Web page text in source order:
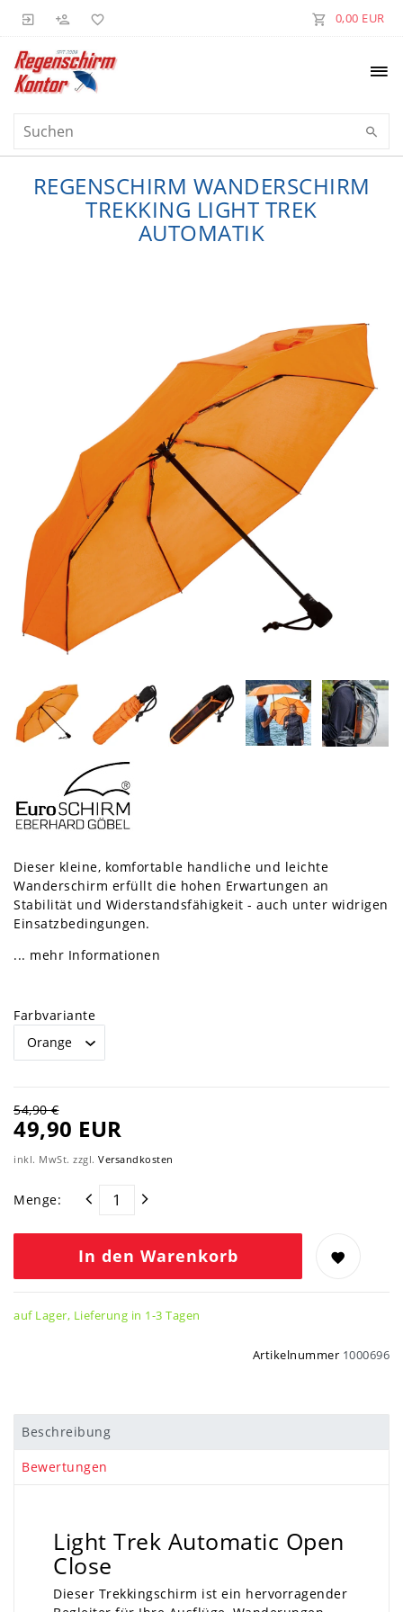
0,00 EUR
REGENSCHIRM WANDERSCHIRM
TREKKING LIGHT TREK
AUTOMATIK
Dieser kleine, komfortable handliche und leichte
Wanderschirm erfüllt die hohen Erwartungen an
Stabilität und Widerstandsfähigkeit - auch unter widrigen
Einsatzbedingungen.
... mehr Informationen
Farbvariante
54,90 €
49,90 EUR
inkl. MwSt. zzgl. Versandkosten
Menge:
In den Warenkorb
auf Lager, Lieferung in 1-3 Tagen
Artikelnummer 1000696
Beschreibung
Bewertungen
Light Trek Automatic Open
Close
Dieser Trekkingschirm ist ein hervorragender